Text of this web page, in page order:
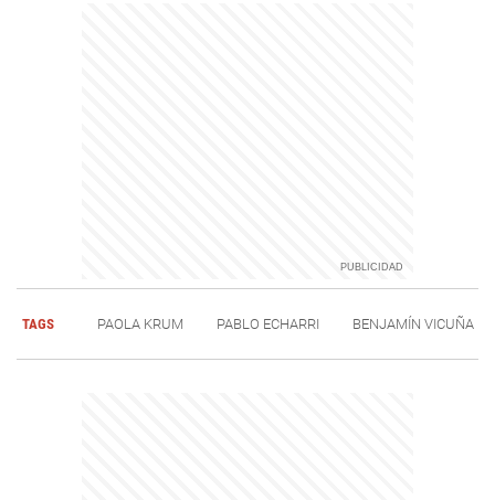
TAGS PAOLA KRUM PABLO ECHARRI BENJAMÍN VICUÑA